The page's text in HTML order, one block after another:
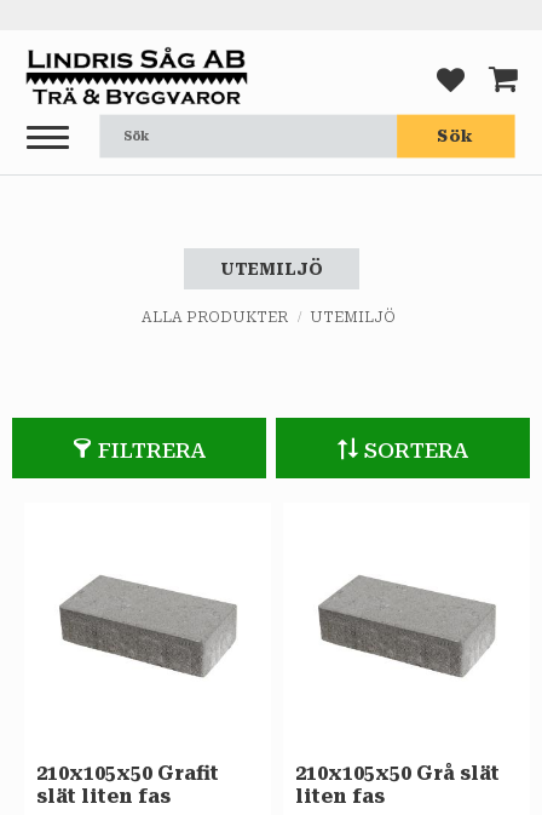
Meny
Sök
UTEMILJÖ
ALLA PRODUKTER UTEMILJÖ
FILTRERA SORTERA
210x105x50 Grafit
slät liten fas
210x105x50 Grå slät
liten fas